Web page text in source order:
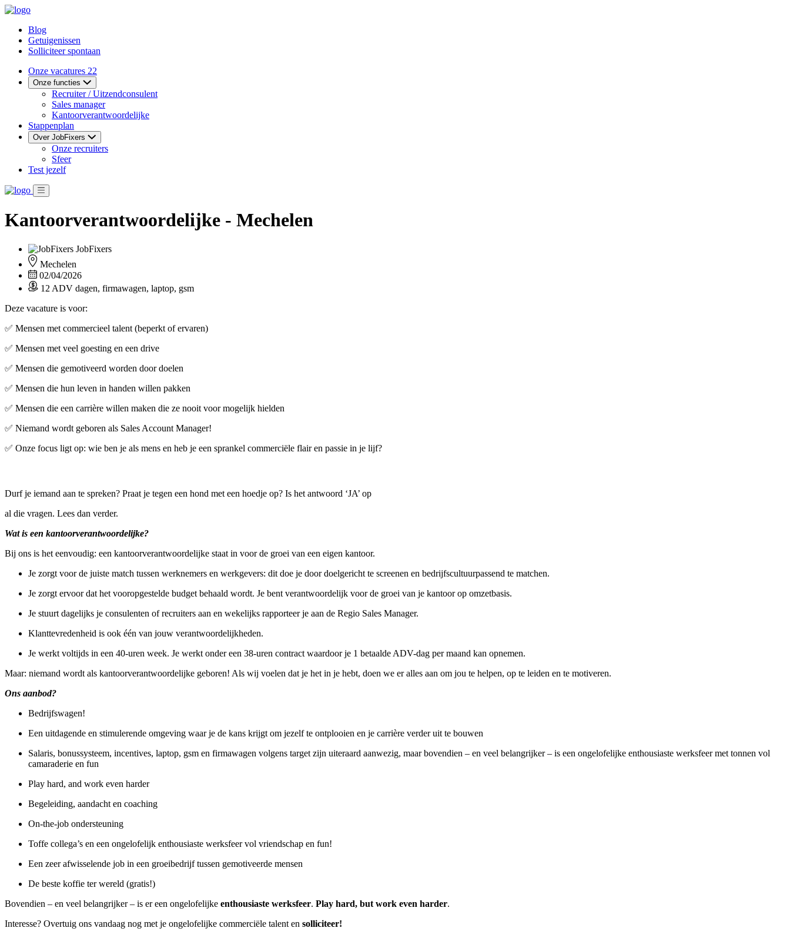
Blog
Getuigenissen
Solliciteer spontaan
Onze vacatures 22
Onze functies
Recruiter / Uitzendconsulent
Sales manager
Kantoorverantwoordelijke
Stappenplan
Over JobFixers
Onze recruiters
Sfeer
Test jezelf
Kantoorverantwoordelijke - Mechelen
JobFixers
Mechelen
02/04/2026
12 ADV dagen, firmawagen, laptop, gsm
Deze vacature is voor:
✅ Mensen met commercieel talent (beperkt of ervaren)
✅ Mensen met veel goesting en een drive
✅ Mensen die gemotiveerd worden door doelen
✅ Mensen die hun leven in handen willen pakken
✅ Mensen die een carrière willen maken die ze nooit voor mogelijk hielden
✅ Niemand wordt geboren als Sales Account Manager!
✅ Onze focus ligt op: wie ben je als mens en heb je een sprankel commerciële flair en passie in je lijf?
Durf je iemand aan te spreken? Praat je tegen een hond met een hoedje op? Is het antwoord ‘JA’ op
al die vragen. Lees dan verder.
Wat is een kantoorverantwoordelijke?
Bij ons is het eenvoudig: een kantoorverantwoordelijke staat in voor de groei van een eigen kantoor.
Je zorgt voor de juiste match tussen werknemers en werkgevers: dit doe je door doelgericht te screenen en bedrijfscultuurpassend te matchen.
Je zorgt ervoor dat het vooropgestelde budget behaald wordt. Je bent verantwoordelijk voor de groei van je kantoor op omzetbasis.
Je stuurt dagelijks je consulenten of recruiters aan en wekelijks rapporteer je aan de Regio Sales Manager.
Klanttevredenheid is ook één van jouw verantwoordelijkheden.
Je werkt voltijds in een 40-uren week. Je werkt onder een 38-uren contract waardoor je 1 betaalde ADV-dag per maand kan opnemen.
Maar: niemand wordt als kantoorverantwoordelijke geboren! Als wij voelen dat je het in je hebt, doen we er alles aan om jou te helpen, op te leiden en te motiveren.
Ons aanbod?
Bedrijfswagen!
Een uitdagende en stimulerende omgeving waar je de kans krijgt om jezelf te ontplooien en je carrière verder uit te bouwen
Salaris, bonussysteem, incentives, laptop, gsm en firmawagen volgens target zijn uiteraard aanwezig, maar bovendien – en veel belangrijker – is een ongelofelijke enthousiaste werksfeer met tonnen vol
camaraderie en fun
Play hard, and work even harder
Begeleiding, aandacht en coaching
On-the-job ondersteuning
Toffe collega’s en een ongelofelijk enthousiaste werksfeer vol vriendschap en fun!
Een zeer afwisselende job in een groeibedrijf tussen gemotiveerde mensen
De beste koffie ter wereld (gratis!)
Bovendien – en veel belangrijker – is er een ongelofelijke enthousiaste werksfeer. Play hard, but work even harder.
Interesse? Overtuig ons vandaag nog met je ongelofelijke commerciële talent en solliciteer!